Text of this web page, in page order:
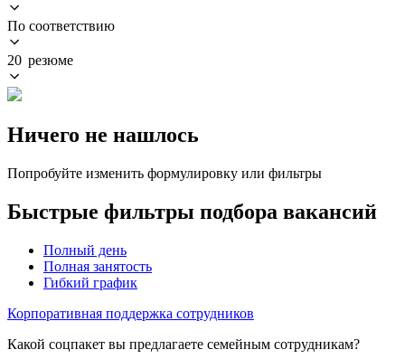
По соответствию
20 резюме
Ничего не нашлось
Попробуйте изменить формулировку или фильтры
Быстрые фильтры подбора вакансий
Полный день
Полная занятость
Гибкий график
Корпоративная поддержка сотрудников
Какой соцпакет вы предлагаете семейным сотрудникам?